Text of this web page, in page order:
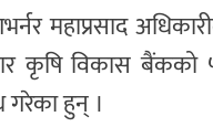
महाप्रसाद
कृषि विकास बैंकको
हुन् ।